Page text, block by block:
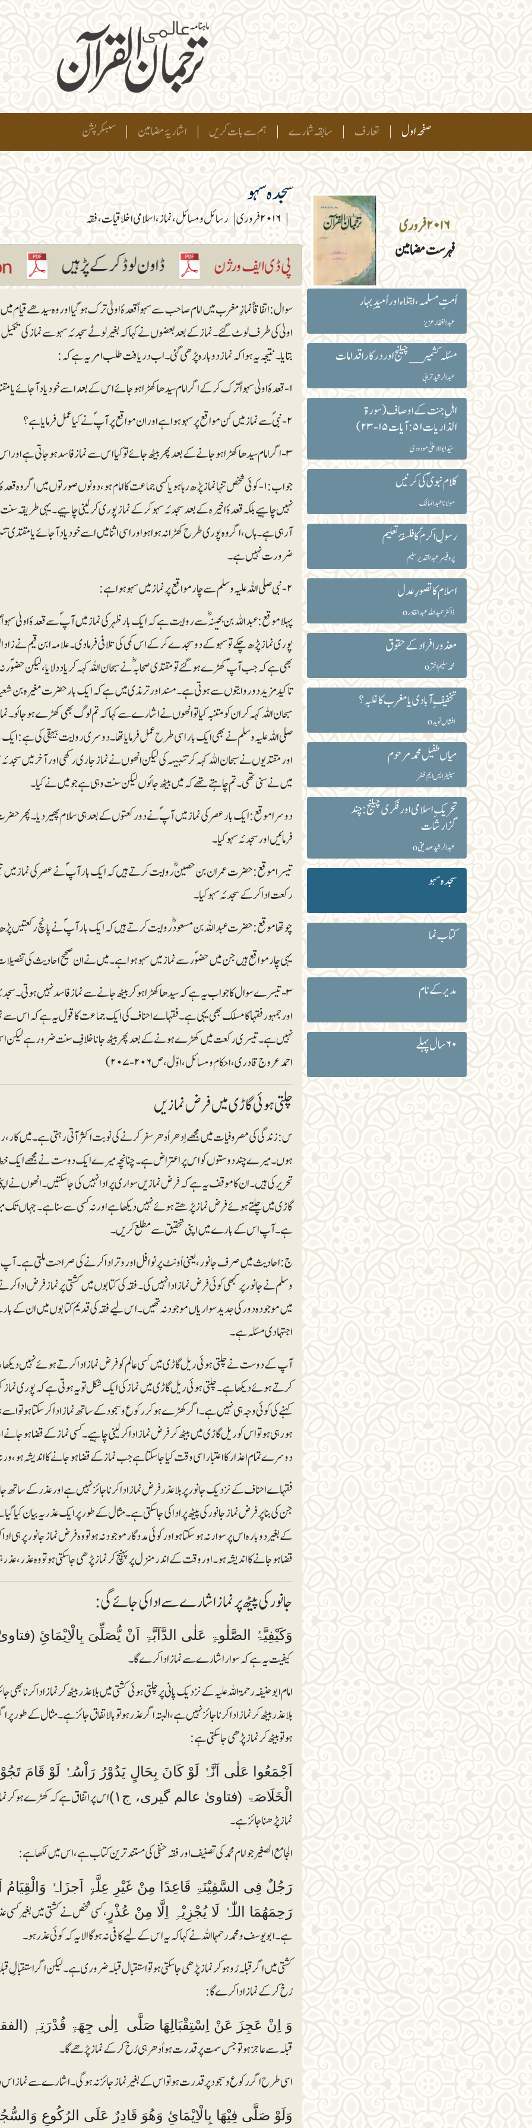
صفحہ اول | تعارف | سابقہ شمارے | ہم سے بات کریں | اشاریۂ مضامین | سبسکرپشن
۲۰۱۶ فروری
فہرست مضامین
سجدہ سہو
| ۲۰۱۶ فروری | رسائل و مسائل، نماز، اسلامی اخلاقیات، فقہ
اُمتِ مسلمہ ، ابتلاء اور اُمیدِبہار
عبد الغفار عزیز
مسئلہ کشمیر __چیلنج اور درکار اقدامات
عبدالرشید ترابی
اہلِ جنت کے اوصاف (سورۃ
الذاریات۵۱: آیات ۱۵-۲۳)
سیّد ابوالاعلیٰ مودودی
کلام نبویؐ کی کرنیں
مولانا عبد المالک
رسولِ اکرمؐ کا فلسفۂ تعلیم
پروفیسر عبدالقدیر سلیم
اسلام کا تصورِ عدل
ڈاکٹر حمید اللہ عبدا لقادرo
معذور افراد کے حقوق
محمد سلیم اخترo
تخفیف ِآبادی یا مغرب کا غلبہ؟
افشاں نوید o
میاں طفیل محمدمرحوم
سینیٹر ایس ایم ظفر
تحریک ِ اسلامی اور فکری چیلنج: چند
گزارشات
عبدالرشید صدیقیo
سجدہ سہو
کتاب نما
مدیر کے نام
۶۰ سال پہلے
سوال : اتفاقاً نمازِ مغرب میں امام صاحب سے سہواً قعدۂ اولیٰ ترک ہوگیا اور وہ سیدھے قیام
اولیٰ کی طرف لوٹ گئے۔ نماز کے بعد بعضوں نے کہا کہ بغیر لوٹے سجدئہ سہو سے نماز کی
بتایا۔ نتیجہ یہ ہوا کہ نماز دوبارہ پڑھی گئی۔ اب دریافت طلب امر یہ ہے کہ:
۱- قعدۂ اولیٰ سہواً ترک کر کے اگر امام سیدھا کھڑا ہوجائے اس کے بعد اسے خود یاد آجائے یا مقتدی تنبیہہ کرے تو اس کو کیا کرنا چاہیے؟
۲- نبی ؐسے نماز میں کن مواقع پر سہو ہوا ہے اور ان مواقع پر آپؐ نے کیا عمل فرمایا ہے؟
۳- اگر امام سیدھا کھڑا ہوجانے کے بعد پھر بیٹھ جائے تو کیا اس سے نماز فاسد ہوجاتی ہے اور اس کو دُہرانا ضروری ہے؟
جواب: ۱-کوئی شخص تنہا نماز پڑھ رہا ہو یا کسی جماعت کا امام ہو، دونوں صورتوں میں اگر
آرہی ہے۔ ہاں، اگر وہ پوری طرح کھڑا نہ ہوا ہو اور اسی اثنا میں اسے خود یاد آجائے یا
ضرورت نہیں ہے۔
۲- نبی صلی اللہ علیہ وسلم سے چارمواقع پر نماز میں سہو ہوا ہے:
پہلا موقع: عبداللہ بن بحینہؓ سے روایت ہے کہ ایک بار ظہر کی نماز میں آپؐ سے قعدۂ
پوری نماز پڑھ چکے تو سہو کے دو سجدے کر کے اس کمی کی تلافی فرما دی۔ علامہ ابن قیم
بھی ہے کہ جب آپؐ کھڑے ہوگئے تو مقتدی صحابہؓ نے سبحان اللہ کہہ کر یاد دلایا، لیکن حضوؐر
تاکید مزید دو روایتوں سے ہوتی ہے۔ مسند اور ترمذی میں ہے کہ ایک بار حضرت مغیرہ بن
سبحان اللہ کہہ کر ان کو متنبہ کیا تو انھوں نے اشارے سے کہا کہ تم لوگ بھی کھڑے
صلی اللہ علیہ وسلم نے بھی ایک بار اسی طرح عمل فرمایا تھا۔ دوسری روایت بیہقی کی ہے:
اور مقتدیوں نے سبحان اللہ کہہ کر تنبیہہ کی لیکن انھوں نے نماز جاری رکھی اور آخر میں
میں نے سنی تھی۔ تم چاہتے تھے کہ میں بیٹھ جائوں لیکن سنت وہی ہے جو میں نے کیا۔
دوسرا موقع: ایک بار عصر کی نماز میں آپؐ نے دو رکعتوں کے بعد ہی سلام پھیر دیا۔ پھر
فرمائیں اور سجدئہ سہو کیا۔
تیسرا موقع: حضرت عمران بن حصینؓ روایت کرتے ہیں کہ ایک بار آپؐ نے عصر کی نماز میں
رکعت ادا کر کے سجدئہ سہو کیا۔
چوتھا موقع: حضرت عبداللہ بن مسعودؓ روایت کرتے ہیں کہ ایک بار آپؐ نے پانچ رکعتیں
یہی چار مواقع ہیں جن میں حضوؐر سے نماز میں سہو ہوا ہے۔ میں نے ان صحیح احادیث کی
۳- تیسرے سوال کا جواب یہ ہے کہ سیدھا کھڑا ہوکر بیٹھ جانے سے نماز فاسد نہیں ہوتی۔
اور جمہور فقہا کا مسلک بھی یہی ہے۔ فقہاے احناف کی ایک جماعت کا قول یہ ہے کہ اس سے
نہیں ہے۔ تیسری رکعت میں کھڑے ہونے کے بعد پھر بیٹھ جانا خلافِ سنت ضرور ہے لیکن اس
احمد عروج قادری، احکام و مسائل، اوّل، ص ۲۰۶-۲۰۷)
چلتی ہوئی گاڑی میں فرض نمازیں
س : زندگی کی مصروفیات میں مجھے اِدھر اُدھر سفر کرنے کی نوبت اکثر آتی رہتی ہے۔ میں کار،
ہوں۔ میرے چند دوستوں کو اس پر اعتراض ہے۔ چنانچہ میرے ایک دوست نے مجھے ایک خط
تحریر کی ہیں۔ ان کا موقف یہ ہے کہ فرض نمازیں سواری پر ادا نہیں کی جاسکتیں۔ انھوں نے
گاڑی میں چلتے ہوئے فرض نماز پڑھتے ہوئے نہیں دیکھا ہے اور نہ کسی سے سنا ہے۔ جہاں تک
ہے۔ آپ اس کے بارے میں اپنی تحقیق سے مطلع کریں۔
ج:احادیث میں صرف جانور، یعنی اُونٹ پر نوافل اور وتر ادا کرنے کی صراحت ملتی ہے۔
وسلم نے جانور پر کبھی کوئی فرض نمازادا نہیں کی۔ فقہ کی کتابوں میں کشتی پر نماز فرض
میں موجودہ دور کی جدید سواریاں موجود نہ تھیں۔ اس لیے فقہ کی قدیم کتابوں میں ان کے
اجتہادی مسئلہ ہے۔
آپ کے دوست نے چلتی ہوئی ریل گاڑی میں کسی عالم کو فرض نماز ادا کرتے ہوئے نہیں
کرتے ہوئے دیکھا ہے۔ چلتی ہوئی ریل گاڑی میں نماز کی ایک شکل تو یہ ہوتی ہے کہ پوری
کہنے کی کوئی وجہ ہی نہیں ہے۔ اگر کھڑے ہوکر رکوع و سجود کے ساتھ نماز ادا کرسکتا ہو تو اسے
ہو رہی ہو تو اس کو ریل گاڑی میں بیٹھ کر فرض نماز ادا کرلینی چاہیے۔ کسی نماز کے قضا
دوسرے تمام اعذار کا اعتبار اسی وقت کیا جاسکتا ہے جب نماز کے قضا ہوجانے کا اندیشہ ہو،
فقہاے احناف کے نزدیک جانورپر بلاعذر فرض نماز ادا کرنا جائز نہیں ہے اور عذر کے
جن کی بنا پر فرض نماز جانور کی پیٹھ پر ادا کی جاسکتی ہے۔ مثال کے طور پر ایک عذر یہ بیان
کے بغیر دوبارہ اس پر سوار نہ ہوسکتا ہو اور کوئی مددگار موجود نہ ہو تو وہ فرض نماز جانور
قضا ہوجانے کا اندیشہ ہو۔ اور وقت کے اندر منزل پر پہنچ کر نماز پڑھی جاسکتی ہو تو وہ عذر،
جانور کی پیٹھ پر نماز اشارے سے ادا کی جائے گی:
وَکَیْفِیَّۃُ الصَّلٰوۃِ عَلٰی الدَّآبَّۃِ اَنْ یُّصَلِّیَ بِالْاِیْمَائِ
کیفیت یہ ہے کہ سوار اشارے سے نماز ادا کرے گا۔
امام ابوحنیفہ رحمۃ اللہ علیہ کے نزدیک پانی پر چلتی ہوئی کشتی میں بلاعذر بیٹھ کر نماز ادا
بلاعذر بیٹھ کر نماز ادا کرنا جائز نہیں ہے، البتہ اگر عذر ہو تو بالاتفاق جائز ہے۔ مثال کے
ہو تو بیٹھ کر نماز پڑھی جاسکتی ہے:
اَجْمَعُوا عَلٰی اَنَّہٗ لَوْ کَانَ بِحَالٍ یَدُوْرُ رَاْسُہٗ لَوْ قَامَ
الْخَلَاصَۃ (فتاویٰ عالم گیری، ج۱)
اس پر اتفاق ہے کہ کھڑے ہوکر
نماز پڑھنا جائز ہے۔
الجامع الصغیر جو امام محمد کی تصنیف اور فقہ حنفی کی مستند ترین کتاب ہے، اس میں لکھا ہے:
رَجُلٌ فِی السَّفِیْنَۃِ قَاعِدًا مِنْ غَیْرِ عِلَّۃٍ اَجزَاہٗ
رَحِمَھُمَا اللّٰہُ لَا یُجْزِیْہِ اِلَّا مِنْ عُذْرٍ ،کسی شخص نے کشتی میں بغیر کسی
ہے۔ ابویوسف و محمد رحمہما اللہ نے کہا کہ یہ اس کے لیے کافی نہ ہوگا الا یہ کہ کوئی عذر ہو۔
کشتی میں اگر قبلہ رُو ہوکر نماز پڑھی جاسکتی ہو تو استقبال قبلہ ضروری ہے۔ لیکن اگر
رُخ کر کے نماز ادا کرے گا:
وَ اِنْ عَجِزَ عَنْ اِسْتِقْبَالِھَا صَلَّی اِلٰی جِھَۃِ قُدْرَتِہٖ
قبلہ سے عاجز ہو تو جس سمت پر قدرت ہو اُدھر ہی رُخ کر کے نماز پڑھے گا۔
اسی طرح اگر رکوع و سجود پر قدرت ہو تو اس کے بغیر نماز جائز نہ ہوگی۔ اشارے سے
وَلَوْ صَلَّی فِیْھَا بِالْاِیْمَائِ وَھُوَ قَادِرٌ عَلَی الرُکُوعِ